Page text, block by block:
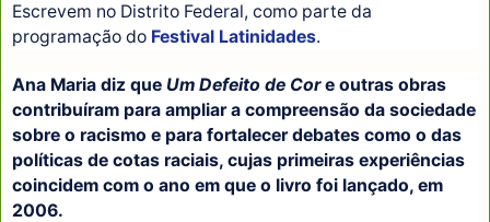
Escrevem no Distrito Federal, como parte da
programação do Festival Latinidades.
Ana Maria diz que Um Defeito de Core outras obras
contribuíram para ampliar a compreensão da sociedade
sobre o racismo e para fortalecer debates como o das
políticas de cotas raciais, cujas primeiras experiências
coincidem com o ano em que o livro foi lançado, em
2006.